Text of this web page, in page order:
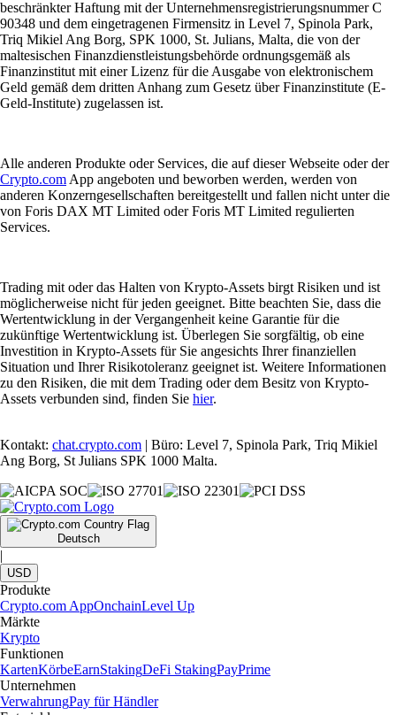
beschränkter Haftung mit der Unternehmensregistrierungsnummer C
90348 und dem eingetragenen Firmensitz in Level 7, Spinola Park,
Triq Mikiel Ang Borg, SPK 1000, St. Julians, Malta, die von der
maltesischen Finanzdienstleistungsbehörde ordnungsgemäß als
Finanzinstitut mit einer Lizenz für die Ausgabe von elektronischem
Geld gemäß dem dritten Anhang zum Gesetz über Finanzinstitute (E-
Geld-Institute) zugelassen ist.
Alle anderen Produkte oder Services, die auf dieser Webseite oder der
Crypto.com App angeboten und beworben werden, werden von
anderen Konzerngesellschaften bereitgestellt und fallen nicht unter die
von Foris DAX MT Limited oder Foris MT Limited regulierten
Services.
Trading mit oder das Halten von Krypto-Assets birgt Risiken und ist
möglicherweise nicht für jeden geeignet. Bitte beachten Sie, dass die
Wertentwicklung in der Vergangenheit keine Garantie für die
zukünftige Wertentwicklung ist. Überlegen Sie sorgfältig, ob eine
Investition in Krypto-Assets für Sie angesichts Ihrer finanziellen
Situation und Ihrer Risikotoleranz geeignet ist. Weitere Informationen
zu den Risiken, die mit dem Trading oder dem Besitz von Krypto-
Assets verbunden sind, finden Sie hier.
Kontakt: chat.crypto.com | Büro: Level 7, Spinola Park, Triq Mikiel
Ang Borg, St Julians SPK 1000 Malta.
Deutsch
|
USD
Produkte
Crypto.com AppOnchainLevel Up
Märkte
Krypto
Funktionen
KartenKörbeEarnStakingDeFi StakingPayPrime
Unternehmen
VerwahrungPay für Händler